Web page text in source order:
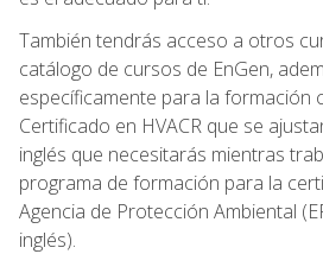
También tendrás acceso a otros
catálogo de cursos de EnGen,
específicamente para la formación
Certificado en HVACR que se
inglés que necesitarás mientras
programa de formación para la
Agencia de Protección Ambiental
inglés).